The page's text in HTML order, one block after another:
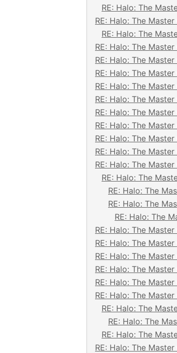
RE: Halo: The
RE: Halo: The
RE: Halo: The
RE: Halo: The
RE: Halo: The
RE: Halo: The
RE: Halo: The
RE: Halo: The
RE: Halo: The
RE: Halo: The
RE: Halo: The
RE: Halo: The
RE: Halo: The
RE: Halo: The
RE: Halo: The
RE: Halo: The
RE: Halo: The
RE: Halo: The
RE: Halo: The
RE: Halo: The
RE: Halo: The
RE: Halo: The
RE: Halo: The
RE: Halo: The
RE: Halo: The
RE: Halo: The
RE: Halo: The